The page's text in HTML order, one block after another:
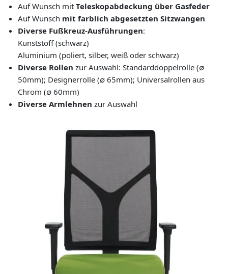
Auf Wunsch mitTeleskopabdeckung über Gasfeder
Auf Wunsch mit farblich abgesetzten Sitzwangen
Diverse Fußkreuz-Ausführungen:
Kunststoff (schwarz)
Aluminium (poliert, silber, weiß oder schwarz)
Diverse Rollen zur Auswahl: Standarddoppelrolle (∅
50mm); Designerrolle (∅ 65mm); Universalrollen aus
Chrom (∅ 60mm)
Diverse Armlehnen zur Auswahl